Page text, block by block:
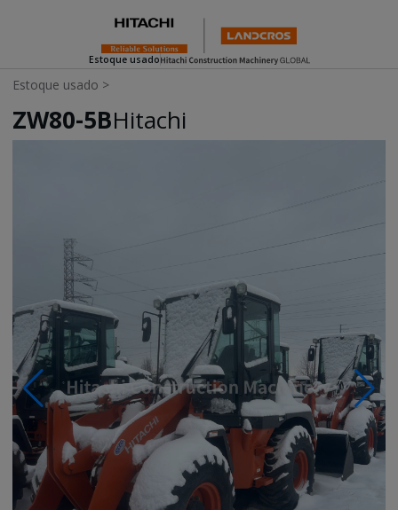
Estoque usado
Estoque usado >
ZW80-5BHitachi